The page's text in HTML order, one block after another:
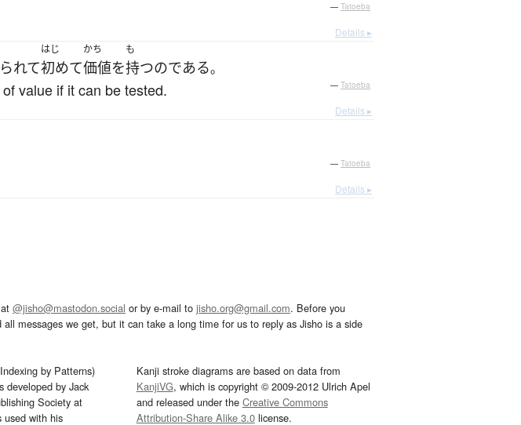
— Tatoeba
Details ▸
れて
はじ
初めて
かち
価値を
も
持つのである。
value if it can be tested. — Tatoeba
Details ▸
— Tatoeba
Details ▸
@jisho@mastodon.social or by e-mail to jisho.org@gmail.com. Before you
messages we get, but it can take a long time for us to reply as Jisho is a side
by Patterns)
developed by Jack
Society at
used with his
Kanji stroke diagrams are based on data from
KanjiVG, which is copyright © 2009-2012 Ulrich Apel
and released under the Creative Commons
Attribution-Share Alike 3.0license.